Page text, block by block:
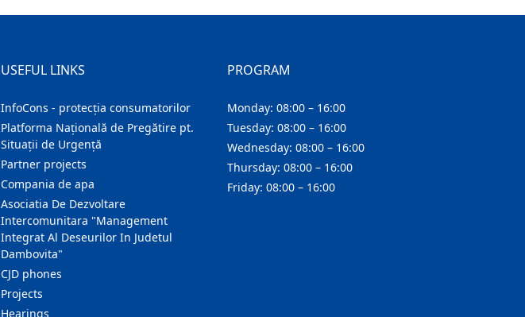
USEFUL LINKS
InfoCons - protecția consumatorilor
Platforma Națională de Pregătire pt.
Situații de Urgență
Partner projects
Compania de apa
Asociatia De Dezvoltare
Intercomunitara "Management
Integrat Al Deseurilor In Judetul
Dambovita"
CJD phones
Projects
Hearings
PROGRAM
Monday: 08:00 – 16:00
Tuesday: 08:00 – 16:00
Wednesday: 08:00 – 16:00
Thursday: 08:00 – 16:00
Friday: 08:00 – 16:00